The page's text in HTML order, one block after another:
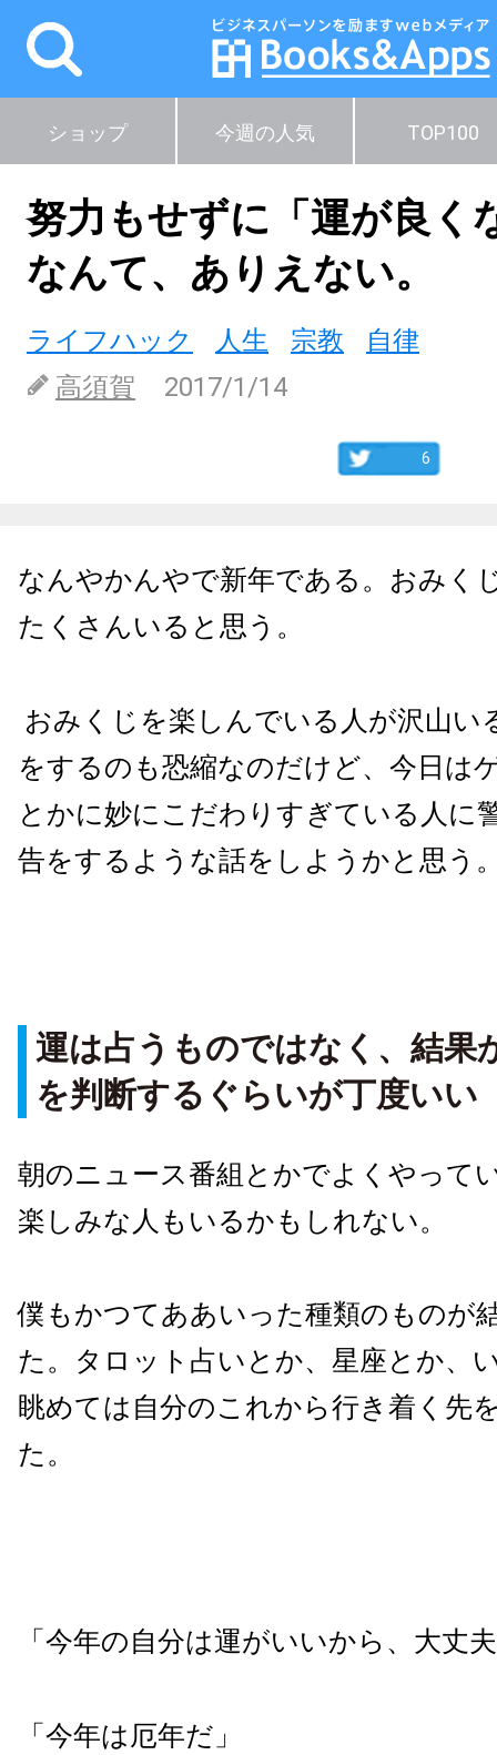
ショップ 今週の人気 TOP100
努力もせずに「運が良く
なんて、ありえない。
ライフハック 人生 宗教
自律
高須賀
2017/1/14
6
なんやかんやで新年である。おみく
たくさんいると思う。
おみくじを楽しんでいる人が沢山い
をするのも恐縮なのだけど、今日は
とかに妙にこだわりすぎている人に
告をするような話をしようかと思う
運は占うものではなく、結果
を判断するぐらいが丁度いい
朝のニュース番組とかでよくやって
楽しみな人もいるかもしれない。
僕もかつてああいった種類のものが
た。タロット占いとか、星座とか、
眺めては自分のこれから行き着く先
た。
「今年の自分は運がいいから、大丈
「今年は厄年だ」